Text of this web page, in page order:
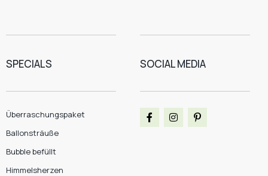
SPECIALS
Überraschungspaket
Ballonsträuße
Bubble befüllt
Himmelsherzen
SOCIAL MEDIA